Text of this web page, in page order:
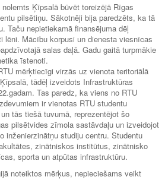
Ķīpsalā būvēt toreizējā Rīgas
pilsētiņu. Sākotnēji bija paredzēts, ka tā
Taču nepietiekamā finansējuma dēļ
lēni. Mācību korpusi un dienesta viesnīcas
salas daļā. Gadu gaitā turpmākie
īstenoti.
mērķtiecīgi virzās uz vienota teritoriālā
tādēļ izveidots Infrastruktūras
Tas paredz, ka viens no RTU
ir vienotas RTU studentu
tās tiešā tuvumā, reprezentējot šo
pilsētvides zīmola sastāvdaļu un izveidojot
inženierzinātņu studiju centru. Studentu
zinātniskos institūtus, zinātnisko
sporta un atpūtas infrastruktūru.
noteiktos mērķus, nepieciešams veikt